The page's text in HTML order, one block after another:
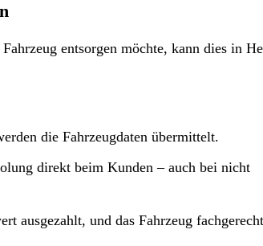
entsorgen möchte, kann dies in
die Fahrzeugdaten übermittelt.
direkt beim Kunden – auch bei nicht
ausgezahlt, und das Fahrzeug